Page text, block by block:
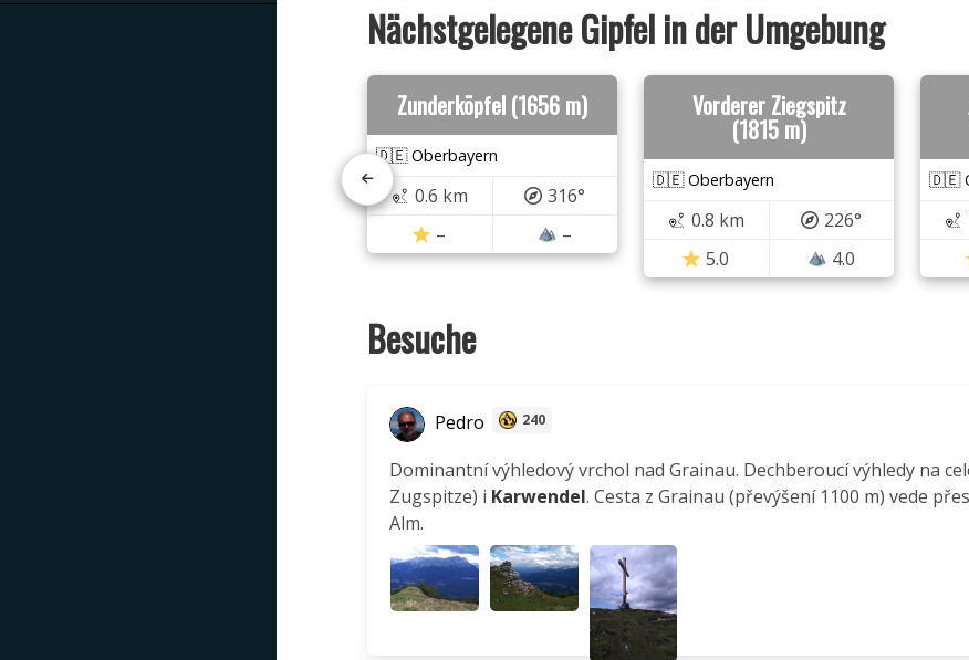
Nächstgelegene Gipfel in der Umgebung
Zunderköpfel (1656 m)
🇩🇪 Oberbayern
0.6 km
316°
–
–
Vorderer Ziegspitz
(1815 m)
🇩🇪 Oberbayern
0.8 km
226°
5.0
4.0
🇩🇪
Besuche
Pedro 240
Dominantní výhledový vrchol nad Grainau. Dechberoucí výhledy na
Zugspitze) i Karwendel. Cesta z Grainau (převýšení 1100 m) vede
Alm.